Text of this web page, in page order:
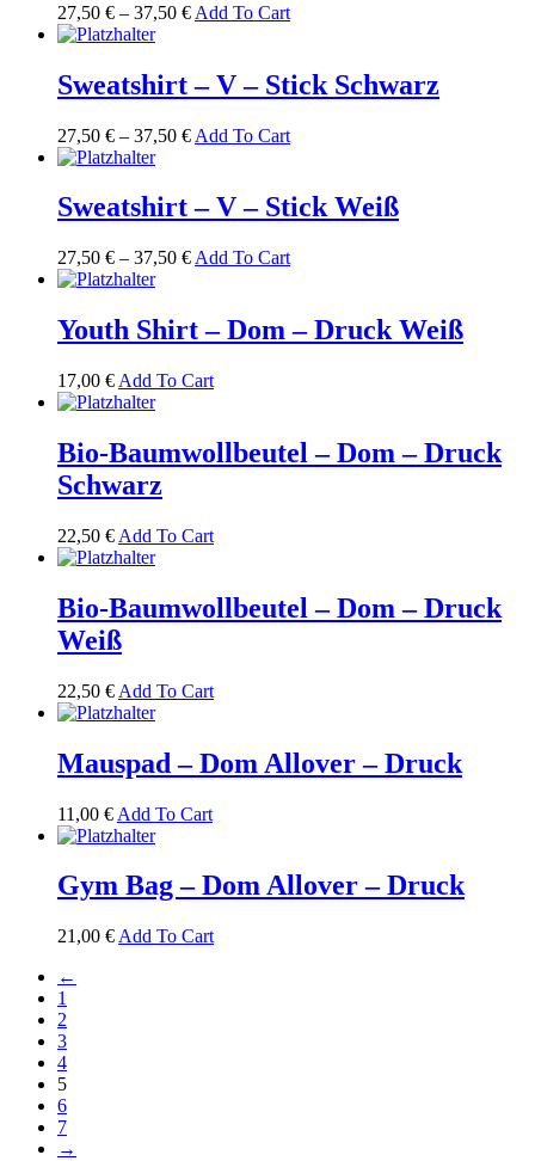
27,50 € – 37,50 € Add To Cart
Sweatshirt – V – Stick Schwarz
27,50 € – 37,50 € Add To Cart
Sweatshirt – V – Stick Weiß
27,50 € – 37,50 € Add To Cart
Youth Shirt – Dom – Druck Weiß
17,00 € Add To Cart
Bio-Baumwollbeutel – Dom – Druck
Schwarz
22,50 € Add To Cart
Bio-Baumwollbeutel – Dom – Druck
Weiß
22,50 € Add To Cart
Mauspad – Dom Allover – Druck
11,00 € Add To Cart
Gym Bag – Dom Allover – Druck
21,00 € Add To Cart
←
1
2
3
4
5
6
7
→